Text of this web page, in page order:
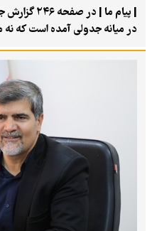
در میانه جدولی آمده است که
نه
گرفته است؛ امتیازی بالاتر از
کشور را در مسیر مطمئن تحقق
کمی پایین‌تر، عدد دیگری تصویر
سال ۲۰۱۵ فقط
بیش از آنکه پیشروی چشمگیری
مانده است.